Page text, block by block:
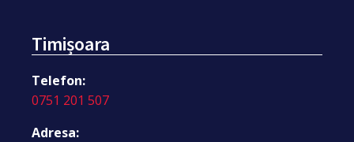
Timișoara
Telefon:
0751 201 507
Adresa: